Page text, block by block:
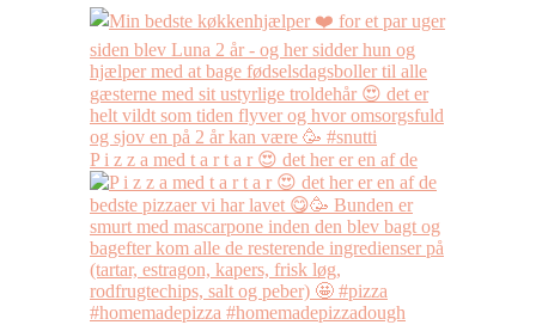
P i z z a med t a r t a r 😍 det her er en af de